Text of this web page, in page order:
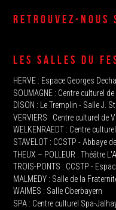
RETROUVEZ-NOUS
LES SALLES DU
HERVE‭ : Espace Georges
SOUMAGNE‬ : Centre culturel
DISON : Le Tremplin‭ - Salle J.
VERVIERS : Centre culturel de
WELKENRAEDT : Centre
STAVELOT‭ : CCSTP - Abbaye
THEUX‭ – POLLEUR : Théâtre
TROIS-PONTS : CCSTP -
MALMEDY : ‬Salle de la
WAIMES : Salle Oberbayern
SPA : Centre culturel Spa-